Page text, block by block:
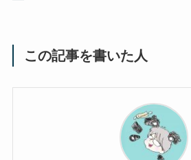
この記事を書いた人